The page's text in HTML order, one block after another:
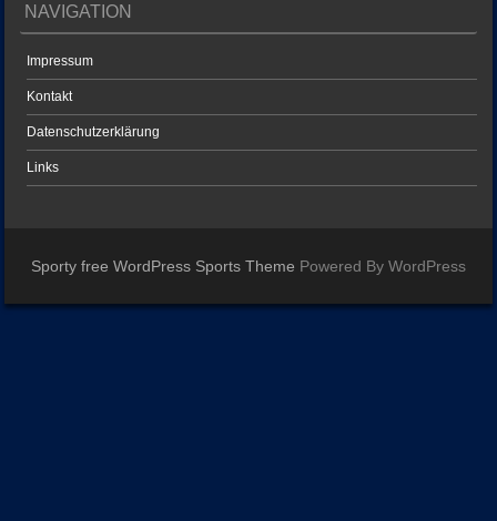
NAVIGATION
Impressum
Kontakt
Datenschutzerklärung
Links
Sporty free WordPress Sports Theme Powered By WordPress